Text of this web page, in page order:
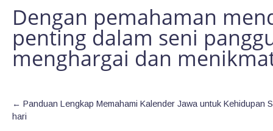
Dengan pemahaman
penting dalam seni
menghargai dan
← Panduan Lengkap Memahami Kalender Jawa untuk Kehidupan
hari